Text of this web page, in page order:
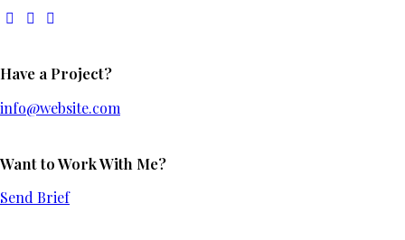
Have a Project?
info@website.com
Want to Work With Me?
Send Brief